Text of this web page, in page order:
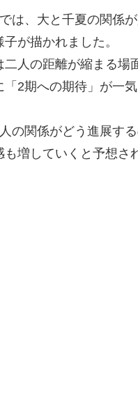
は、大と千夏の関係
が描かれました。
二人の距離が縮まる場
「2期への期待」が一
の関係がどう進展す
増していくと予想さ